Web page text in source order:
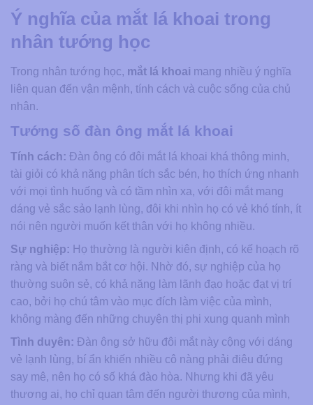
Ý nghĩa của mắt lá khoai trong
nhân tướng học
Trong nhân tướng học, mắt lá khoai mang nhiều ý nghĩa
liên quan đến vận mệnh, tính cách và cuộc sống của chủ
nhân.
Tướng số đàn ông mắt lá khoai
Tính cách: Đàn ông có đôi mắt lá khoai khá thông minh,
tài giỏi có khả năng phân tích sắc bén, họ thích ứng nhanh
với mọi tình huống và có tầm nhìn xa, với đôi mắt mang
dáng vẻ sắc sảo lạnh lùng, đôi khi nhìn họ có vẻ khó tính, ít
nói nên người muốn kết thân với họ không nhiều.
Sự nghiệp: Họ thường là người kiên định, có kế hoạch rõ
ràng và biết nắm bắt cơ hội. Nhờ đó, sự nghiệp của họ
thường suôn sẻ, có khả năng làm lãnh đạo hoặc đạt vị trí
cao, bởi họ chú tâm vào mục đích làm việc của mình,
không màng đến những chuyện thị phi xung quanh mình
Tình duyên: Đàn ông sở hữu đôi mắt này cộng với dáng
vẻ lạnh lùng, bí ẩn khiến nhiều cô nàng phải điêu đứng
say mê, nên họ có số khá đào hòa. Nhưng khi đã yêu
thương ai, họ chỉ quan tâm đến người thương của mình,